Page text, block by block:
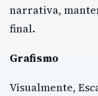
narrativa,
final.
Grafismo
Visualmente,